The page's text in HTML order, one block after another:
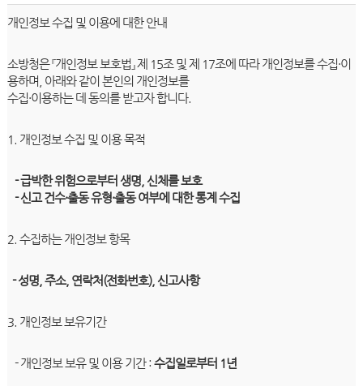
개인정보 수집 및 이용에 대한 안내
소방청은 『개인정보 보호법』 제 15조 및 제 17조에 따라 개인정보를 수집·이
용하며, 아래와 같이 본인의 개인정보를
수집·이용하는 데 동의를 받고자 합니다.
1. 개인정보 수집 및 이용 목적
- 급박한 위험으로부터 생명, 신체를 보호
- 신고 건수·출동 유형·출동 여부에 대한 통계 수집
2. 수집하는 개인정보 항목
- 성명, 주소, 연락처(전화번호), 신고사항
3. 개인정보 보유기간
- 개인정보 보유 및 이용 기간 : 수집일로부터 1년